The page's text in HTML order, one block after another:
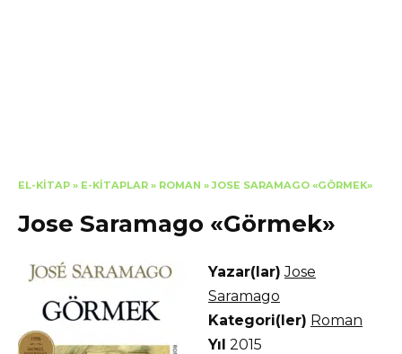
EL-KITAP » E-KITAPLAR » ROMAN »JOSE SARAMAGO «GÖRMEK»
Jose Saramago «Görmek»
Yazar(lar) Jose
Saramago
Kategori(ler) Roman
Yıl 2015